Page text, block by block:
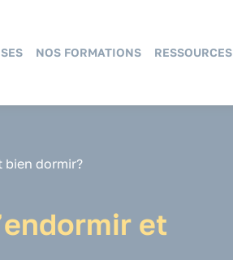
NOS FORMATIONS RESSOURCES
bien dormir?
et